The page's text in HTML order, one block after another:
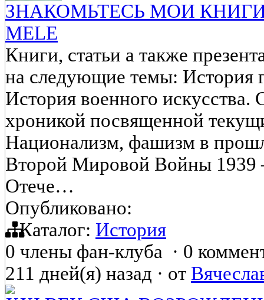
ЗНАКОМЬТЕСЬ МОИ КНИГИ.
MELE
Книги, статьи а также
на следующие темы: История
История военного
хроникой посвященной
Национализм, фашизм в
Второй Мировой Войны 1939
Отече…
Опубликовано:
Каталог: История
0 члены фан-клуба · 0
211 дней(я) назад · от